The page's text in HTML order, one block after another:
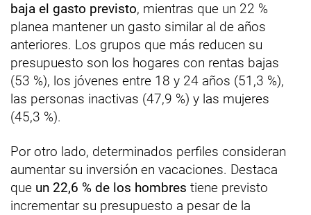
baja el gasto previsto, mientras que un 22 %
planea mantener un gasto similar al de años
anteriores. Los grupos que más reducen su
presupuesto son los hogares con rentas bajas
(53 %), los jóvenes entre 18 y 24 años (51,3 %),
las personas inactivas (47,9 %) y las mujeres
(45,3 %).
Por otro lado, determinados perfiles consideran
aumentar su inversión en vacaciones. Destaca
que un 22,6 % de los hombres tiene previsto
incrementar su presupuesto a pesar de la